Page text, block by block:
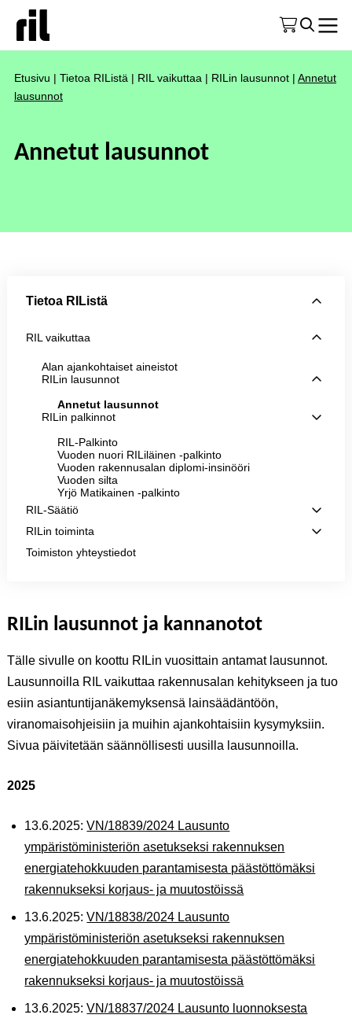
Etusivu | Tietoa RIListä | RIL vaikuttaa | RILin lausunnot | Annetut
lausunnot
Annetut lausunnot
RILin lausunnot ja kannanotot
Tälle sivulle on koottu RILin vuosittain antamat lausunnot.
Lausunnoilla RIL vaikuttaa rakennusalan kehitykseen ja tuo
esiin asiantuntijanäkemyksensä lainsäädäntöön,
viranomaisohjeisiin ja muihin ajankohtaisiin kysymyksiin.
Sivua päivitetään säännöllisesti uusilla lausunnoilla.
2025
13.6.2025:VN/18839/2024 Lausunto
ympäristöministeriön asetukseksi rakennuksen
energiatehokkuuden parantamisesta päästöttömäksi
rakennukseksi korjaus- ja muutostöissä
13.6.2025:VN/18838/2024 Lausunto
ympäristöministeriön asetukseksi rakennuksen
energiatehokkuuden parantamisesta päästöttömäksi
rakennukseksi korjaus- ja muutostöissä
13.6.2025:VN/18837/2024 Lausunto luonnoksesta
Tietoa RIListä
RIL vaikuttaa
Alan ajankohtaiset aineistot
RILin lausunnot
Annetut lausunnot
RILin palkinnot
RIL-Palkinto
Vuoden nuori RILiläinen -palkinto
Vuoden rakennusalan diplomi-insinööri
Vuoden silta
Yrjö Matikainen -palkinto
RIL-Säätiö
RILin toiminta
Toimiston yhteystiedot